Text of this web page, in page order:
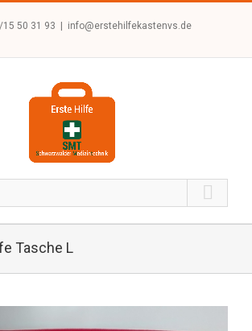
15 50 31 93 info@erstehilfekastenvs.de
Tasche L